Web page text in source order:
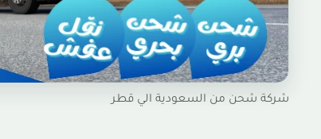
شركة شحن من السعودية الي قطر